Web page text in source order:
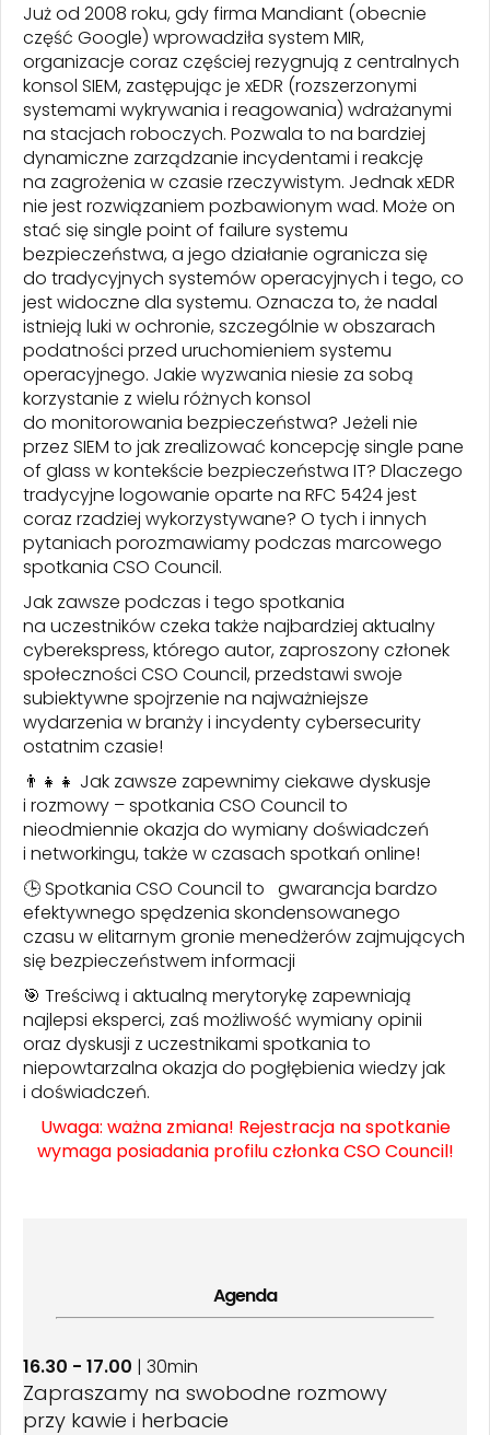
Już od 2008 roku, gdy firma Mandiant (obecnie
część Google) wprowadziła system MIR,
organizacje coraz częściej rezygnują z centralnych
konsol SIEM, zastępując je xEDR (rozszerzonymi
systemami wykrywania i reagowania) wdrażanymi
na stacjach roboczych. Pozwala to na bardziej
dynamiczne zarządzanie incydentami i reakcję
na zagrożenia w czasie rzeczywistym. Jednak xEDR
nie jest rozwiązaniem pozbawionym wad. Może on
stać się single point of failure systemu
bezpieczeństwa, a jego działanie ogranicza się
do tradycyjnych systemów operacyjnych i tego, co
jest widoczne dla systemu. Oznacza to, że nadal
istnieją luki w ochronie, szczególnie w obszarach
podatności przed uruchomieniem systemu
operacyjnego. Jakie wyzwania niesie za sobą
korzystanie z wielu różnych konsol
do monitorowania bezpieczeństwa? Jeżeli nie
przez SIEM to jak zrealizować koncepcję single pane
of glass w kontekście bezpieczeństwa IT? Dlaczego
tradycyjne logowanie oparte na RFC 5424 jest
coraz rzadziej wykorzystywane? O tych i innych
pytaniach porozmawiamy podczas marcowego
spotkania CSO Council.
Jak zawsze podczas i tego spotkania
na uczestników czeka także najbardziej aktualny
cyberekspress, którego autor, zaproszony członek
społeczności CSO Council, przedstawi swoje
subiektywne spojrzenie na najważniejsze
wydarzenia w branży i incydenty cybersecurity
ostatnim czasie!
👨‍👧‍👧 Jak zawsze zapewnimy ciekawe dyskusje
i rozmowy – spotkania CSO Council to
nieodmiennie okazja do wymiany doświadczeń
i networkingu, także w czasach spotkań online!
🕒 Spotkania CSO Council to gwarancja bardzo
efektywnego spędzenia skondensowanego
czasu w elitarnym gronie menedżerów zajmujących
się bezpieczeństwem informacji
🎯 Treściwą i aktualną merytorykę zapewniają
najlepsi eksperci, zaś możliwość wymiany opinii
oraz dyskusji z uczestnikami spotkania to
niepowtarzalna okazja do pogłębienia wiedzy jak
i doświadczeń.
Uwaga: ważna zmiana! Rejestracja na spotkanie
wymaga posiadania profilu członka CSO Council!
Agenda
16.30 - 17.00 | 30min
Zapraszamy na swobodne rozmowy
przy kawie i herbacie